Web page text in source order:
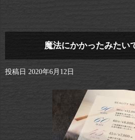
魔法にかかったみたい
投稿日 2020年6月12日